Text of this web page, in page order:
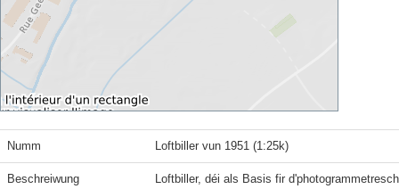
Numm Loftbiller vun 1951 (1:25k)
Beschreiwung
Loftbiller, déi als Basis fir